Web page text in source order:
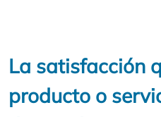
La satisfacción
producto o